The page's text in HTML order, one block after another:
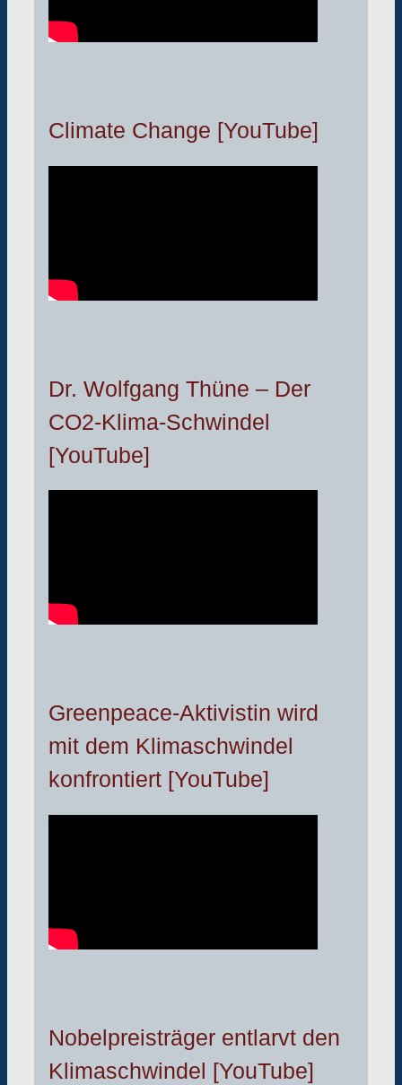
Climate Change [YouTube]
Dr. Wolfgang Thüne – Der
CO2-Klima-Schwindel
[YouTube]
Greenpeace-Aktivistin wird
mit dem Klimaschwindel
konfrontiert [YouTube]
Nobelpreisträger entlarvt den
Klimaschwindel [YouTube]